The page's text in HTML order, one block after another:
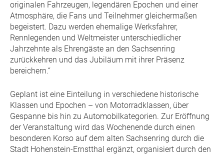
originalen Fahrzeugen, legendären Epochen und einer
Atmosphäre, die Fans und Teilnehmer gleichermaßen
begeistert. Dazu werden ehemalige Werksfahrer,
Rennlegenden und Weltmeister unterschiedlicher
Jahrzehnte als Ehrengäste an den Sachsenring
zurückkehren und das Jubiläum mit ihrer Präsenz
bereichern.“
Geplant ist eine Einteilung in verschiedene historische
Klassen und Epochen – von Motorradklassen, über
Gespanne bis hin zu Automobilkategorien. Zur Eröffnung
der Veranstaltung wird das Wochenende durch einen
besonderen Korso auf dem alten Sachsenring durch die
Stadt Hohenstein-Ernstthal ergänzt, organisiert durch den